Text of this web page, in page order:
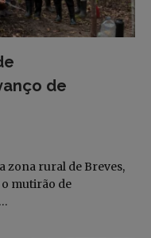
de
zona rural de Breves,
mutirão de